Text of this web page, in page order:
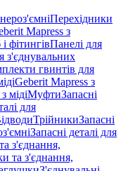
Перехідники
Mapress з
фітингівПанелі для
з'єднувальних
гвинтів для
Geberit Mapress з
мідіМуфтиЗапасні
для
ТрійникиЗапасні
Запасні деталі для
з'єднання,
та з'єднання,